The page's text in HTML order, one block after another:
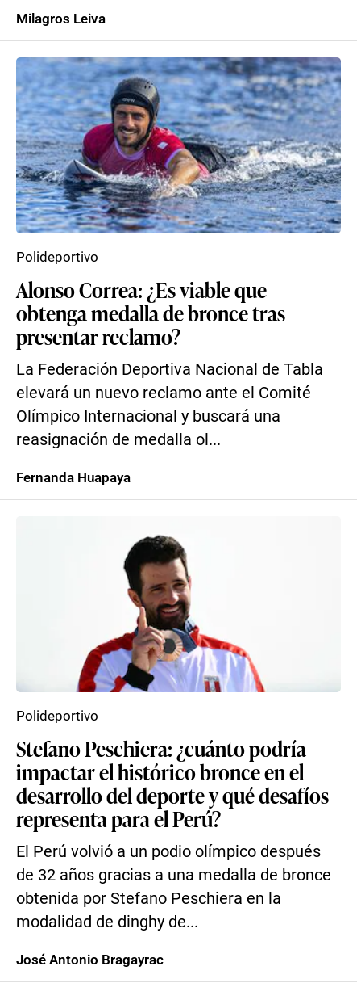
Milagros Leiva
Alonso Correa: ¿Es viable que
obtenga medalla de bronce tras
presentar reclamo?
La Federación Deportiva Nacional de Tabla
elevará un nuevo reclamo ante el Comité
Olímpico Internacional y buscará una
reasignación de medalla ol...
Polideportivo
Fernanda Huapaya
Stefano Peschiera: ¿cuánto podría
impactar el histórico bronce en el
desarrollo del deporte y qué desafíos
representa para el Perú?
El Perú volvió a un podio olímpico después
de 32 años gracias a una medalla de bronce
obtenida por Stefano Peschiera en la
modalidad de dinghy de...
Polideportivo
José Antonio Bragayrac